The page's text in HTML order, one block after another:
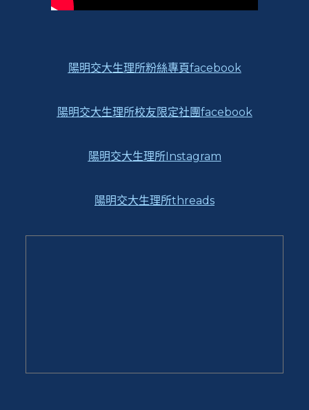
陽明交大生理所粉絲專頁facebook
陽明交大生理所校友限定社團facebook
陽明交大生理所Instagram
陽明交大生理所threads